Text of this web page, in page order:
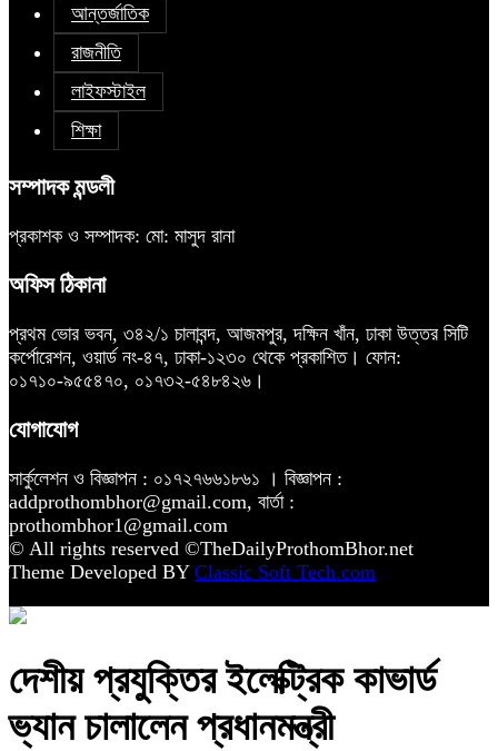
আন্তর্জাতিক
রাজনীতি
লাইফস্টাইল
শিক্ষা
সম্পাদক মন্ডলী
প্রকাশক ও সম্পাদক: মো: মাসুদ রানা
অফিস ঠিকানা
প্রথম ভোর ভবন, ৩৪২/১ চালাবন্দ, আজমপুর, দক্ষিন খাঁন, ঢাকা উত্তর সিটি
কর্পোরেশন, ওয়ার্ড নং-৪৭, ঢাকা-১২৩০ থেকে প্রকাশিত। ফোন:
০১৭১০-৯৫৫৪৭০, ০১৭৩২-৫৪৮৪২৬।
যোগাযোগ
সার্কুলেশন ও বিজ্ঞাপন : ০১৭২৭৬৬১৮৬১ । বিজ্ঞাপন :
addprothombhor@gmail.com, বার্তা :
prothombhor1@gmail.com
© All rights reserved ©TheDailyProthomBhor.net
Theme Developed BY Classic Soft Tech.com
দেশীয় প্রযুক্তির ইলেক্ট্রিক কাভার্ড
ভ্যান চালালেন প্রধানমন্ত্রী